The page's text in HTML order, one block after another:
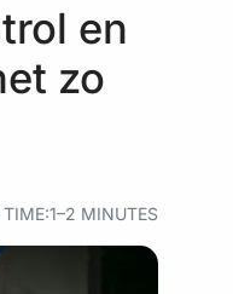
en
zo
TIME:1–2 MINUTES